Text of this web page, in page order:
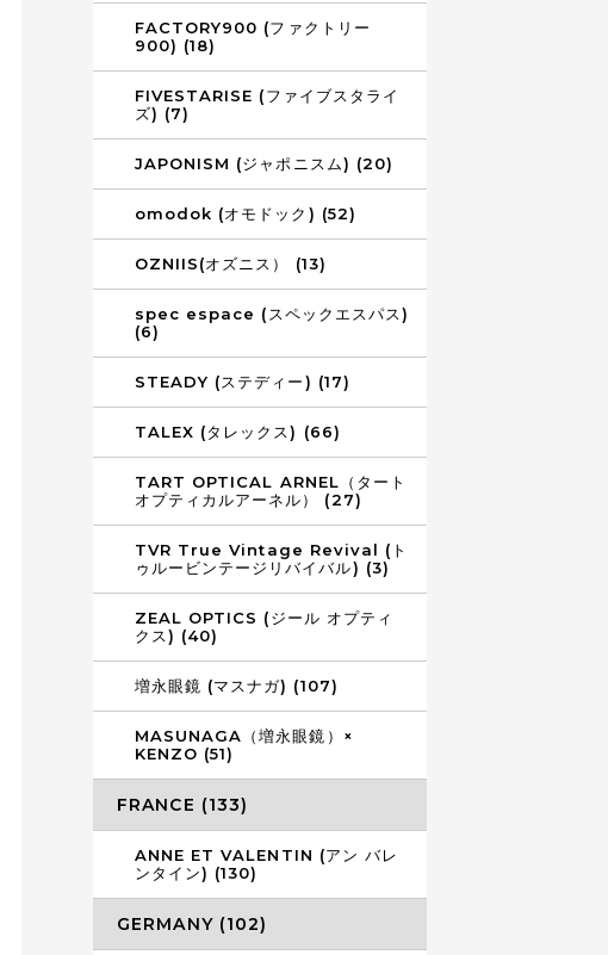
FACTORY900 (ファクトリー
900) (18)
FIVESTARISE (ファイブスタライ
ズ) (7)
JAPONISM (ジャポニスム) (20)
omodok (オモドック) (52)
OZNIIS(オズニス） (13)
spec espace (スペックエスパス)
(6)
STEADY (ステディー) (17)
TALEX (タレックス) (66)
TART OPTICAL ARNEL（タート
オプティカルアーネル） (27)
TVR True Vintage Revival (ト
ゥルービンテージリバイバル) (3)
ZEAL OPTICS (ジール オプティ
クス) (40)
増永眼鏡 (マスナガ) (107)
MASUNAGA（増永眼鏡）×
KENZO (51)
FRANCE (133)
ANNE ET VALENTIN (アン バレ
ンタイン) (130)
GERMANY (102)